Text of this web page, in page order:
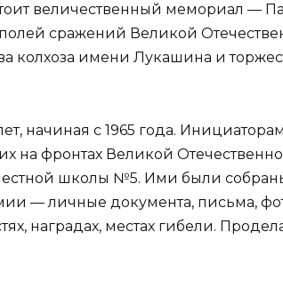
величественный мемориал —
полей сражений Великой
колхоза имени Лукашина и
начиная с 1965 года.
на фронтах Великой
школы №5. Ими были
— личные документа, письма,
наградах, местах гибели.